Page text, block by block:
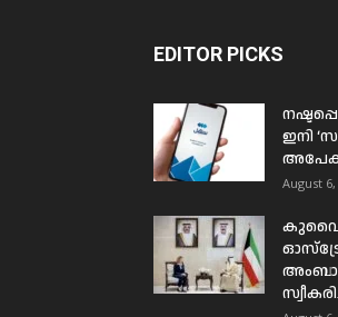
EDITOR PICKS
ഇനി
August 6,